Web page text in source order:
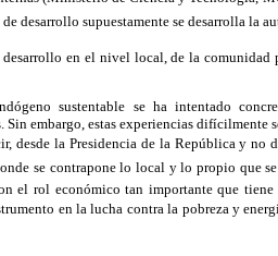
desarrollo supuestamente se desarrolla la
en el nivel local, de la comunidad
sustentable se ha intentado
Sin embargo, estas experiencias
desde la Presidencia de la República y no
se contrapone lo local y lo propio que se
el rol económico tan importante que
en la lucha contra la pobreza y